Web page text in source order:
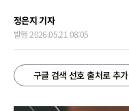
정은지 기자
발행 2026.05.21 08:05
구글 검색 선호 출처로 추가